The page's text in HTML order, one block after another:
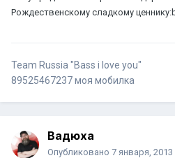
Рождественскому сладкому
Team Russia "Bass i love you"
89525467237 моя мобилка
Вадюха
Опубликовано 7 января, 2013